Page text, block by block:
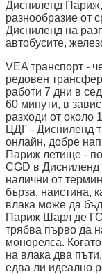
Дисниленд
разнообразие от
Дисниленд на
автобусите,
VEA транспорт -
редовен
работи 7 дни в
60 минути, в
разходи от около
ЦДГ - Дисниленд
онлайн, добре
Париж летище -
CGD в Дисниленд
налични от
бърза, наистина,
влака може да
Париж Шарл де
трябва първо да
монорелса.
на влака два
едва ли идеално